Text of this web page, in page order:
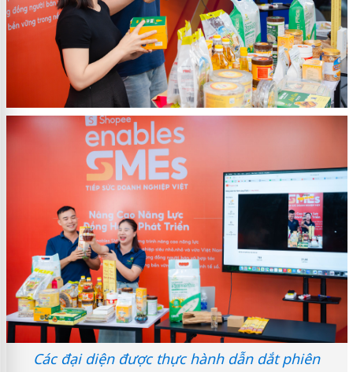
Các đại diện được thực hành dẫn dắt phiên